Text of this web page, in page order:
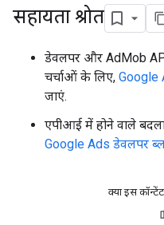
सहायता श्रोत
डेवलपर और AdMob
चर्चाओं के लिए, Google
जाएं.
एपीआई में होने वाले
Google Ads डेवलपर
क्या इस